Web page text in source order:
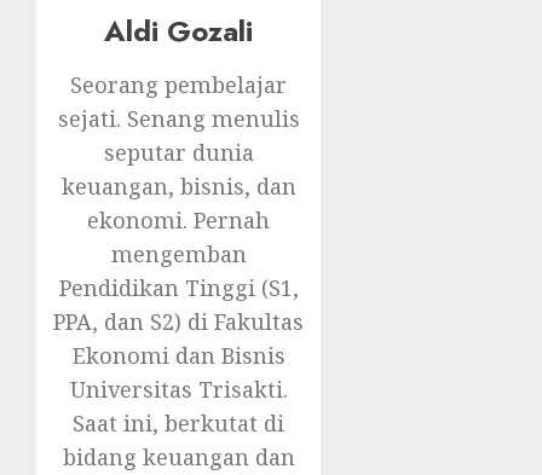
Aldi Gozali
Seorang pembelajar
sejati. Senang menulis
seputar dunia
keuangan, bisnis, dan
ekonomi. Pernah
mengemban
Pendidikan Tinggi (S1,
PPA, dan S2) di Fakultas
Ekonomi dan Bisnis
Universitas Trisakti.
Saat ini, berkutat di
bidang keuangan dan